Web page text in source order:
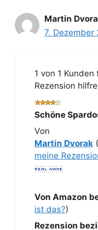
Martin
7. Dezember
1 von 1
Rezension
Schöne
Von
Martin Dvorak
meine
Von Amazon
ist das?)
Rezension